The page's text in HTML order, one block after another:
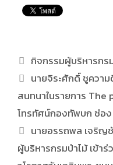
กิจกรรมผู้บริหารกร
นายจิระศักดิ์ ชูควา
สนทนาในรายการ
โทรทัศน์กองทัพบก ช่อ
นายอรรถพล เจริญ
ผู้บริหารกรมป่าไม้ เข้า